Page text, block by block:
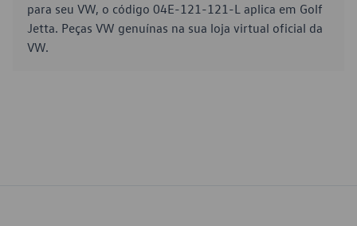
para seu VW, o código 04E-121-121-L aplica em Golf
Jetta. Peças VW genuínas na sua loja virtual oficial da
VW.